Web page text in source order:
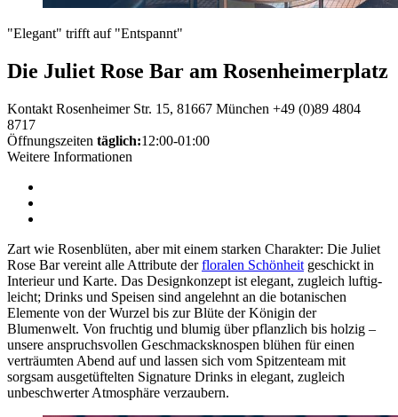
"Elegant" trifft auf "Entspannt"
Die Juliet Rose Bar am Rosenheimerplatz
Kontakt Rosenheimer Str. 15, 81667 München +49 (0)89 4804
8717
Öffnungszeiten täglich:12:00-01:00
Weitere Informationen
Zart wie Rosenblüten, aber mit einem starken Charakter: Die Juliet
Rose Bar vereint alle Attribute derfloralen Schönheit geschickt in
Interieur und Karte. Das Designkonzept ist elegant, zugleich luftig-
leicht; Drinks und Speisen sind angelehnt an die botanischen
Elemente von der Wurzel bis zur Blüte der Königin der
Blumenwelt. Von fruchtig und blumig über pflanzlich bis holzig –
unsere anspruchsvollen Geschmacksknospen blühen für einen
verträumten Abend auf und lassen sich vom Spitzenteam mit
sorgsam ausgetüftelten Signature Drinks in elegant, zugleich
unbeschwerter Atmosphäre verzaubern.